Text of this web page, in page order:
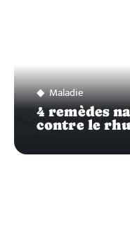
Maladie
4 remèdes
contre le